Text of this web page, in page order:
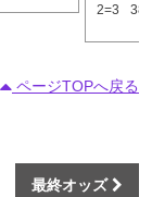
2=3
ページTOPへ戻る
最終オッズ